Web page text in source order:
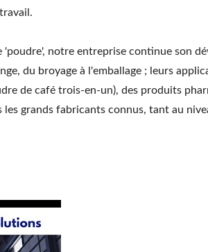
notre entreprise continue son
du broyage à l'emballage ; leurs
de café trois-en-un), des produits
les grands fabricants connus, tant au